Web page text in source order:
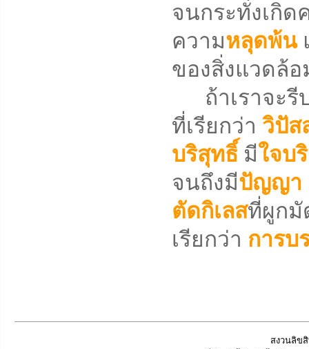
จนกระทั่งเกิด
ความหลุดพ้น
ของสิ่งแวดล้อ
ถ้าเราจะรี
ที่เรียกว่า วิปัส
บริสุทธิ์มีใจบ
จนถึงมีปัญญา
ตัดกิเลสที่ผูกมั
เรียกว่า การบ
สงวนลิข